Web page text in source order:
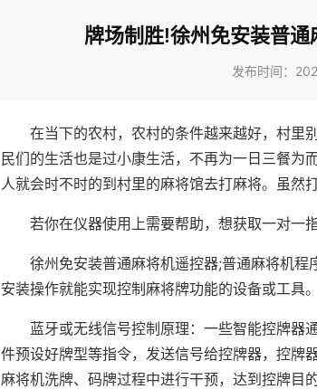
牌场制胜!徐州免安装普
发布时间：
在当下的农村，农村的条件越来越好，村里
民们的生活也是过小康生活，不再为一日三餐为
人就会时不时的到村里的麻将馆去打麻将。虽然
若你在仪器使用上需要帮助，想获取一对一
徐州免安装普通麻将机遥控器;普通麻将机
安装操作就能实现控制麻将牌功能的设备或工具。
蓝牙或无线信号控制原理：一些智能控牌器
件预设好牌型等指令，发送信号给控牌器，控牌
麻将机洗牌、码牌过程中进行干预，达到控牌目的